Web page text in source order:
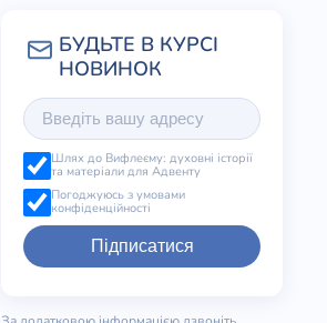
Шлях до Вифлеєму: духовні історії
та матеріали для Адвенту
Погоджуюсь з умовами
конфіденційності
Підписатися